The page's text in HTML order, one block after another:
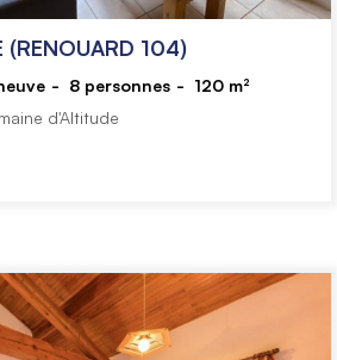
(RENOUARD 104)
8 personnes 120 m²
d'Altitude